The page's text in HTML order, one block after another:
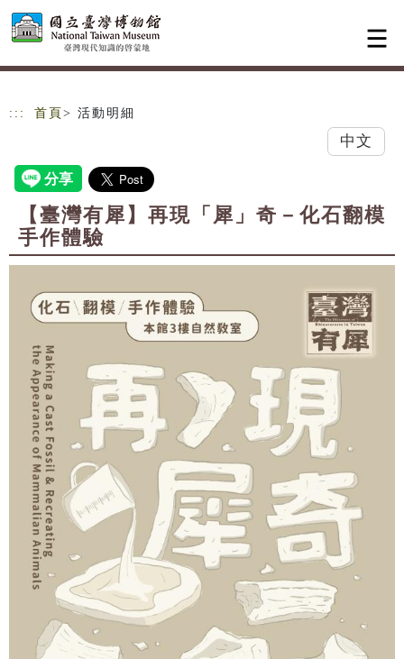
跳到主要內容
網站導覽
::: 首頁 > 活動明細
中文
【臺灣有犀】再現「犀」奇－化石翻模
手作體驗